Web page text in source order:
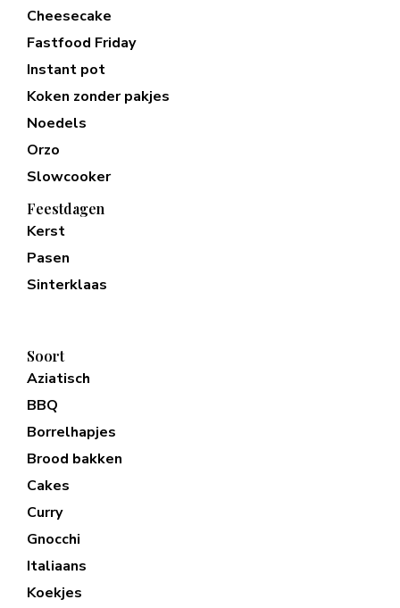
Cheesecake
Fastfood Friday
Instant pot
Koken zonder pakjes
Noedels
Orzo
Slowcooker
Feestdagen
Kerst
Pasen
Sinterklaas
Soort
Aziatisch
BBQ
Borrelhapjes
Brood bakken
Cakes
Curry
Gnocchi
Italiaans
Koekjes